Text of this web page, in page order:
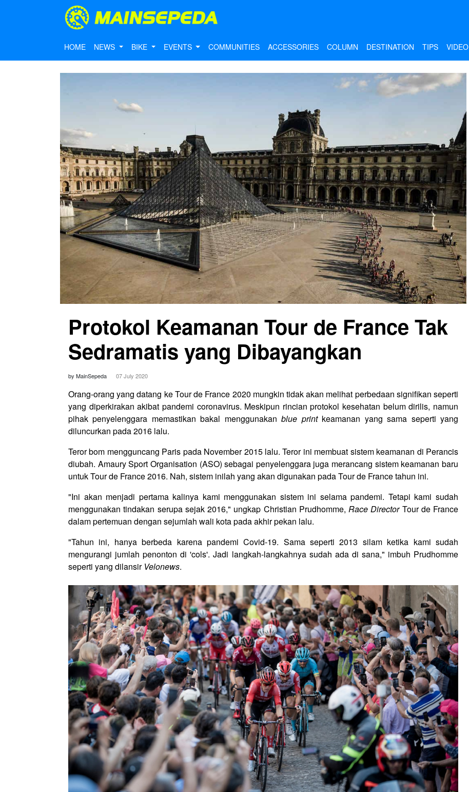
HOME NEWS BIKE EVENTS COMMUNITIES ACCESSORIES COLUMN DESTINATION TIPS VIDEO
Protokol Keamanan Tour de France Tak
Sedramatis yang Dibayangkan
by MainSepeda 07 July 2020
Orang-orang yang datang ke Tour de France 2020 mungkin tidak akan melihat perbedaan signifikan seperti
yang diperkirakan akibat pandemi coronavirus. Meskipun rincian protokol kesehatan belum dirilis, namun
pihak penyelenggara memastikan bakal menggunakanblue printkeamanan yang sama seperti yang
diluncurkan pada 2016 lalu.
Teror bom mengguncang Paris pada November 2015 lalu. Teror ini membuat sistem keamanan di Perancis
diubah. Amaury Sport Organisation (ASO) sebagai penyelenggara juga merancang sistem keamanan baru
untuk Tour de France 2016. Nah, sistem inilah yang akan digunakan pada Tour de France tahun ini.
"Ini akan menjadi pertama kalinya kami menggunakan sistem ini selama pandemi. Tetapi kami sudah
menggunakan tindakan serupa sejak 2016," ungkap Christian Prudhomme, Race DirectorTour de France
dalam pertemuan dengan sejumlah wali kota pada akhir pekan lalu.
"Tahun ini, hanya berbeda karena pandemi Covid-19. Sama seperti 2013 silam ketika kami sudah
mengurangi jumlah penonton di 'cols'. Jadi langkah-langkahnya sudah ada di sana," imbuh Prudhomme
seperti yang dilansir Velonews.